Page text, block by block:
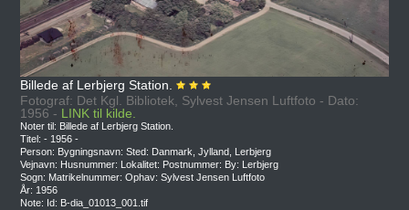
Billede af Lerbjerg Station.
Fotograf: Det Kgl. Bibliotek, Sylvest Jensen Luftfoto - Dato:
1956 - LINK til kilde.
Noter til: Billede af Lerbjerg Station.
Titel: - 1956 -
Person: Bygningsnavn: Sted: Danmark, Jylland, Lerbjerg
Vejnavn: Husnummer: Lokalitet: Postnummer: By: Lerbjerg
Sogn: Matrikelnummer: Ophav: Sylvest Jensen Luftfoto
År: 1956
Note: Id: B-dia_01013_001.tif